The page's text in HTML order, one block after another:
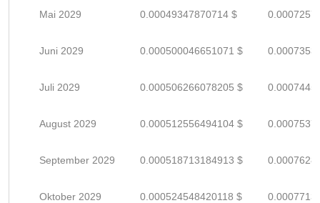
Mai 2029 0.00049347870714 $
Juni 2029 0.000500046651071 $
Juli 2029 0.000506266078205 $
August 2029 0.000512556494104 $
September 2029 0.000518713184913 $
Oktober 2029 0.000524548420118 $